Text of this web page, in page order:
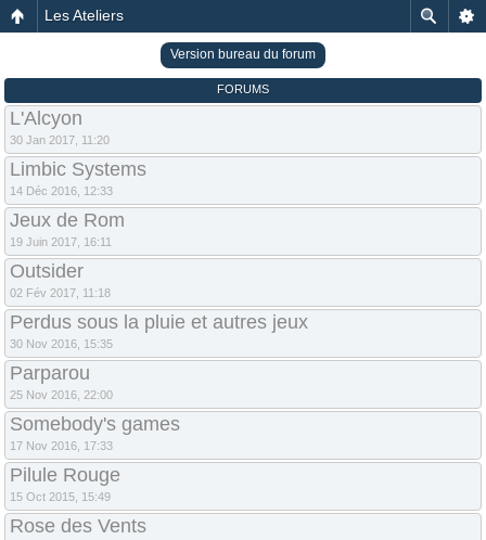
Les Ateliers
Version bureau du forum
FORUMS
L'Alcyon
30 Jan 2017, 11:20
Limbic Systems
14 Déc 2016, 12:33
Jeux de Rom
19 Juin 2017, 16:11
Outsider
02 Fév 2017, 11:18
Perdus sous la pluie et autres jeux
30 Nov 2016, 15:35
Parparou
25 Nov 2016, 22:00
Somebody's games
17 Nov 2016, 17:33
Pilule Rouge
15 Oct 2015, 15:49
Rose des Vents